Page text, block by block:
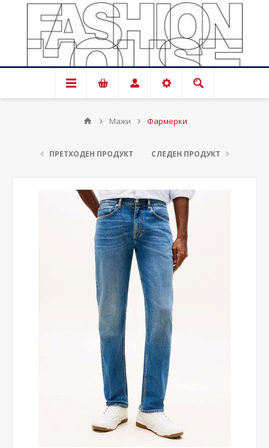
Мажи Фармерки
ПРЕТХОДЕН ПРОДУКТ СЛЕДЕН ПРОДУКТ